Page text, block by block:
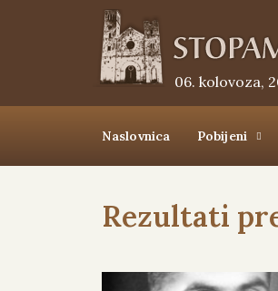
06. kolovoza,
Naslovnica Pobijeni
Rezultati